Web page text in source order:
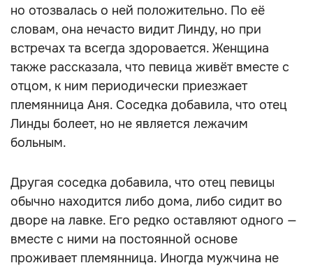
но отозвалась о ней положительно. По её
словам, она нечасто видит Линду, но при
встречах та всегда здоровается. Женщина
также рассказала, что певица живёт вместе с
отцом, к ним периодически приезжает
племянница Аня. Соседка добавила, что отец
Линды болеет, но не является лежачим
больным.
Другая соседка добавила, что отец певицы
обычно находится либо дома, либо сидит во
дворе на лавке. Его редко оставляют одного —
вместе с ними на постоянной основе
проживает племянница. Иногда мужчина не